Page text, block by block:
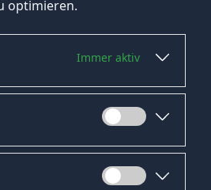
optimieren.
Immer aktiv